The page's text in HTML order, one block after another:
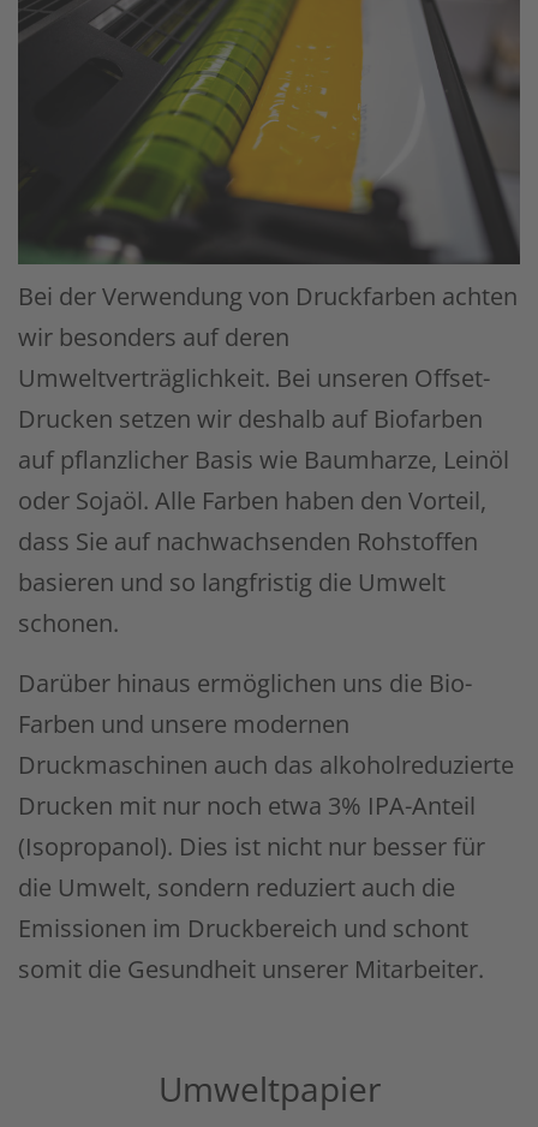
Bei der Verwendung von Druckfarben achten
wir besonders auf deren
Umweltverträglichkeit. Bei unseren Offset-
Drucken setzen wir deshalb auf Biofarben
auf pflanzlicher Basis wie Baumharze, Leinöl
oder Sojaöl. Alle Farben haben den Vorteil,
dass Sie auf nachwachsenden Rohstoffen
basieren und so langfristig die Umwelt
schonen.
Darüber hinaus ermöglichen uns die Bio-
Farben und unsere modernen
Druckmaschinen auch das alkoholreduzierte
Drucken mit nur noch etwa 3% IPA-Anteil
(Isopropanol). Dies ist nicht nur besser für
die Umwelt, sondern reduziert auch die
Emissionen im Druckbereich und schont
somit die Gesundheit unserer Mitarbeiter.
Umweltpapier